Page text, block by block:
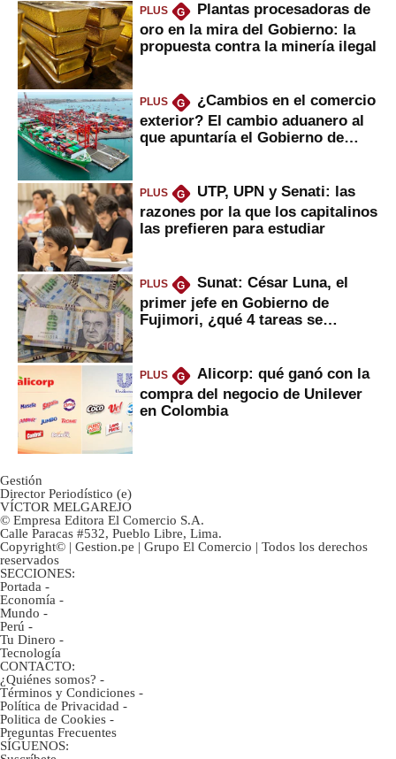
PLUS G
Plantas procesadoras de
oro en la mira del Gobierno: la
propuesta contra la minería ilegal
PLUS G
¿Cambios en el comercio
exterior? El cambio aduanero al
que apuntaría el Gobierno de
PLUS G
UTP, UPN y Senati: las
razones por la que los capitalinos
las prefieren para estudiar
PLUS G
Sunat: César Luna, el
primer jefe en Gobierno de
Fujimori, ¿qué 4 tareas se
PLUS G
Alicorp: qué ganó con la
compra del negocio de Unilever
en Colombia
Gestión
Director Periodístico (e)
VÍCTOR MELGAREJO
© Empresa Editora El Comercio S.A.
Calle Paracas #532, Pueblo Libre, Lima.
Copyright© | Gestion.pe | Grupo El Comercio | Todos los derechos
reservados
SECCIONES:
Portada -
Economía -
Mundo -
Perú -
Tu Dinero -
Tecnología
CONTACTO:
¿Quiénes somos? -
Términos y Condiciones -
Política de Privacidad -
Politica de Cookies -
Preguntas Frecuentes
SÍGUENOS: